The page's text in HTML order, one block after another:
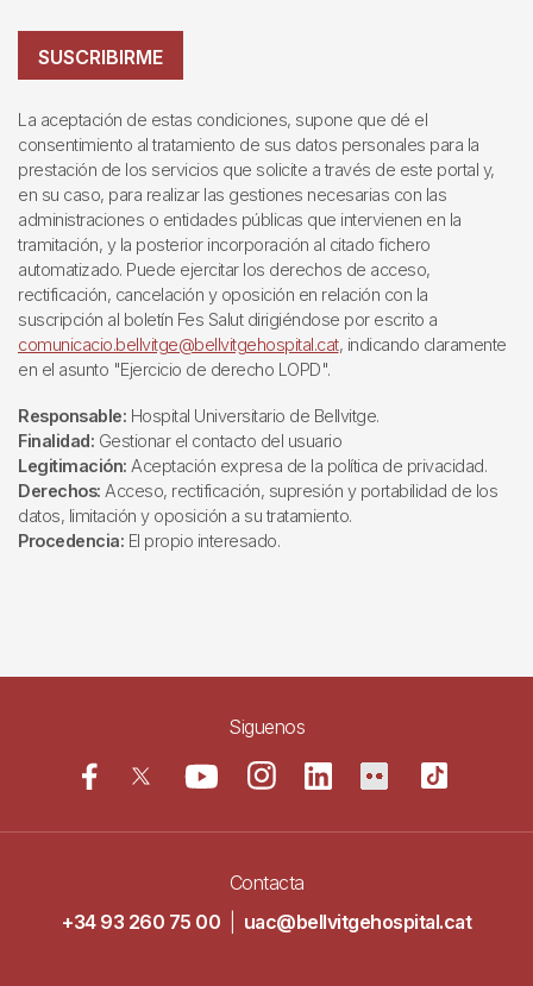
SUSCRIBIRME
La aceptación de estas condiciones, supone que dé el
consentimiento al tratamiento de sus datos personales para la
prestación de los servicios que solicite a través de este portal y,
en su caso, para realizar las gestiones necesarias con las
administraciones o entidades públicas que intervienen en la
tramitación, y la posterior incorporación al citado fichero
automatizado. Puede ejercitar los derechos de acceso,
rectificación, cancelación y oposición en relación con la
suscripción al boletín Fes Salut dirigiéndose por escrito a
comunicacio.bellvitge@bellvitgehospital.cat, indicando claramente
en el asunto "Ejercicio de derecho LOPD".
Responsable: Hospital Universitario de Bellvitge.
Finalidad: Gestionar el contacto del usuario
Legitimación: Aceptación expresa de la política de privacidad.
Derechos: Acceso, rectificación, supresión y portabilidad de los
datos, limitación y oposición a su tratamiento.
Procedencia: El propio interesado.
Siguenos
Contacta
+34 93 260 75 00
uac@bellvitgehospital.cat